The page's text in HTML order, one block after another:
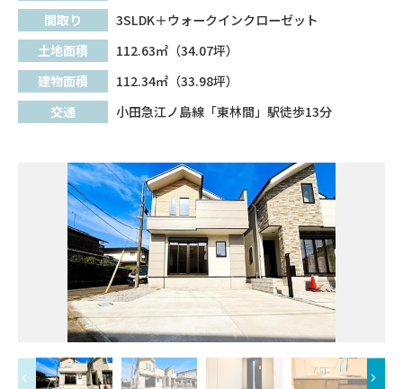
間取り
3SLDK＋ウォークインクローゼット
土地面積
112.63㎡（34.07坪）
建物面積
112.34㎡（33.98坪）
交通
小田急江ノ島線「東林間」駅徒歩13分